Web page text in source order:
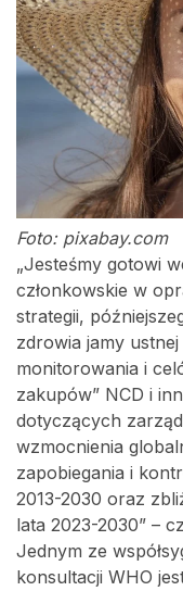
Foto: pixabay.com
„Jesteśmy gotowi
członkowskie w
strategii,
zdrowia jamy
monitorowania i
zakupów” NCD i
dotyczących
wzmocnienia
zapobiegania i
2013-2030 oraz
lata 2023-2030” –
Jednym ze
konsultacji WHO